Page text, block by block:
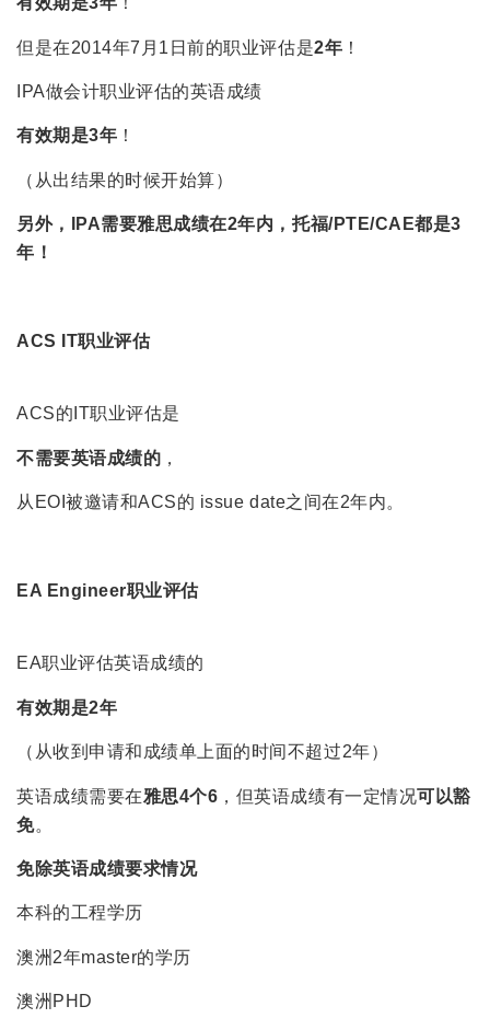
但是在2014年7月1日前的职业评估是2年 ！
IPA做会计职业评估的英语成绩
有效期是3年 ！
（从出结果的时候开始算）
另外，IPA需要雅思成绩在2年内，托福/PTE/CAE都是3
年！
ACS IT职业评估
ACS的IT职业评估是
不需要英语成绩的 ，
从EOI被邀请和ACS的 issue date之间在2年内。
EA Engineer职业评估
EA职业评估英语成绩的
有效期是2年
（从收到申请和成绩单上面的时间不超过2年）
英语成绩需要在雅思4个6 ，但英语成绩有一定情况可以豁
免。
免除英语成绩要求情况
本科的工程学历
澳洲2年master的学历
澳洲PHD